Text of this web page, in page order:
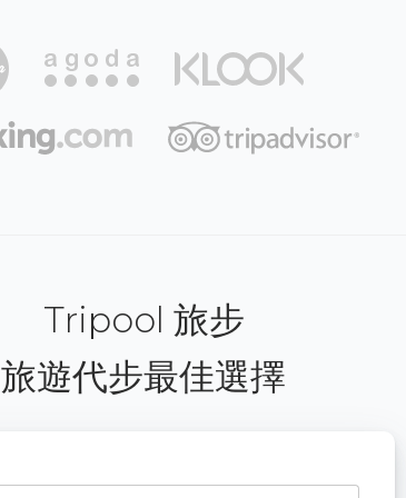
Tripool 旅步
旅遊代步最佳選擇